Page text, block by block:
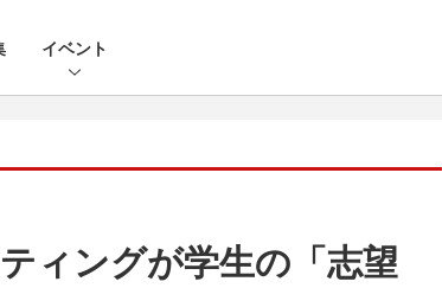
イベント
ィングが学生の「志望